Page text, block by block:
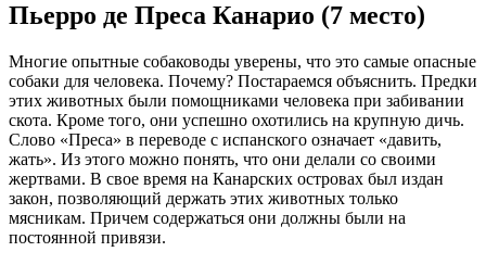
Пьерро де Преса Канарио (7 место)
Многие опытные собаководы уверены, что это самые опасные
собаки для человека. Почему? Постараемся объяснить. Предки
этих животных были помощниками человека при забивании
скота. Кроме того, они успешно охотились на крупную дичь.
Слово «Преса» в переводе с испанского означает «давить,
жать». Из этого можно понять, что они делали со своими
жертвами. В свое время на Канарских островах был издан
закон, позволяющий держать этих животных только
мясникам. Причем содержаться они должны были на
постоянной привязи.